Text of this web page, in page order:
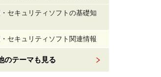
セキュリティソフトの基礎知
セキュリティソフト関連情報
のテーマも見る